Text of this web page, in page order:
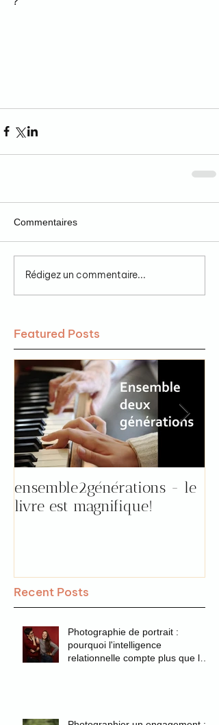
Commentaires
Rédigez un commentaire...
Featured Posts
ensemble2générations - le
livre est magnifique!
Recent Posts
Photographie de portrait :
pourquoi l'intelligence
relationnelle compte plus que la